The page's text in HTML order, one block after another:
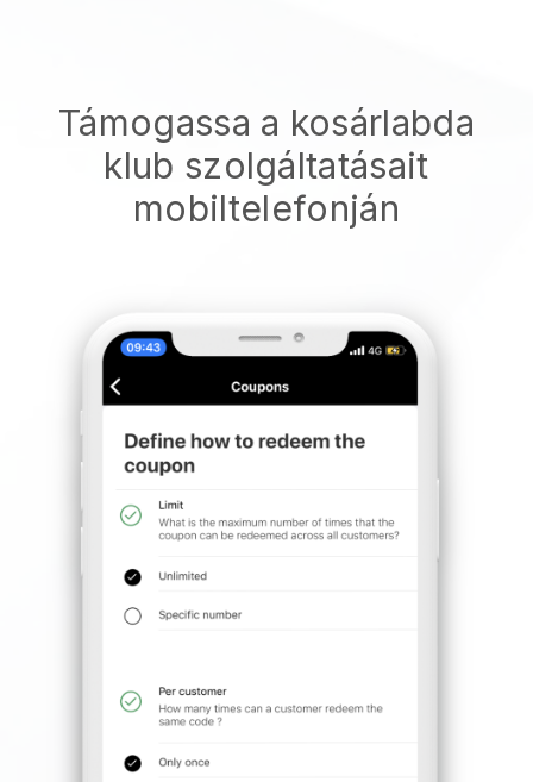
Támogassa a kosárlabda
klub szolgáltatásait
mobiltelefonján